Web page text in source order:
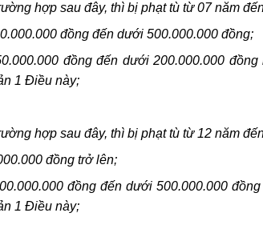
hợp sau đây, thì bị phạt tù từ 07 năm
đồng đến dưới 500.000.000 đồng;
đồng đến dưới 200.000.000
1 Điều này;
hợp sau đây, thì bị phạt tù từ 12 năm
đồng trở lên;
đồng đến dưới 500.000.000
1 Điều này;